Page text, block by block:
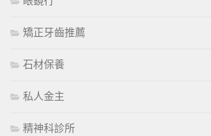
矯正牙齒推薦
石材保養
私人金主
精神科診所